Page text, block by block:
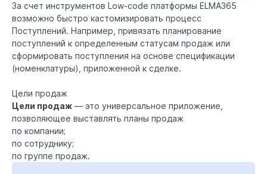
За счет инструментов Low-code платформы ELMA365
возможно быстро кастомизировать процесс
Поступлений. Например, привязать планирование
поступлений к определенным статусам продаж или
сформировать поступления на основе спецификации
(номенклатуры), приложенной к сделке.
Цели продаж
Цели продаж — это универсальное приложение,
позволяющее выставлять планы продаж
по компании;
по сотруднику;
по группе продаж.